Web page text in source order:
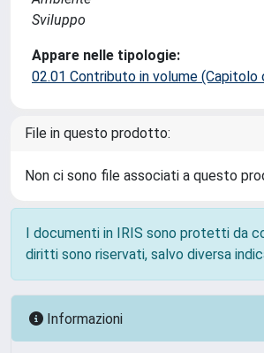
Sviluppo
Appare nelle tipologie:
02.01 Contributo in volume (Capitolo
File in questo prodotto:
Non ci sono file associati a questo
I documenti in IRIS sono protetti da
diritti sono riservati, salvo diversa
Informazioni